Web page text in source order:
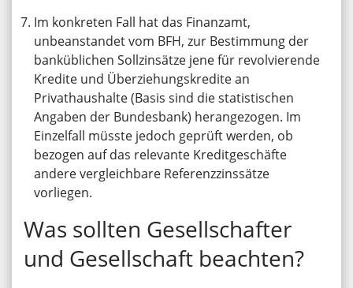
Im konkreten Fall hat das Finanzamt,
unbeanstandet vom BFH, zur Bestimmung der
banküblichen Sollzinsätze jene für revolvierende
Kredite und Überziehungskredite an
Privathaushalte (Basis sind die statistischen
Angaben der Bundesbank) herangezogen. Im
Einzelfall müsste jedoch geprüft werden, ob
bezogen auf das relevante Kreditgeschäfte
andere vergleichbare Referenzzinssätze
vorliegen.
Was sollten Gesellschafter
und Gesellschaft beachten?